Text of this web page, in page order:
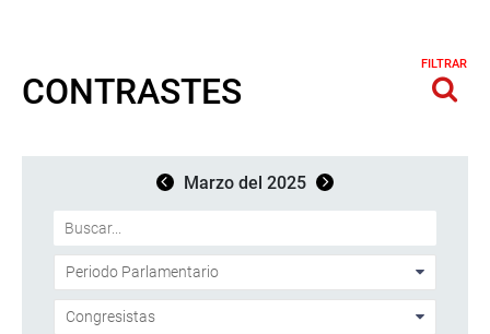
CONTRASTES
FILTRAR
Marzo del 2025